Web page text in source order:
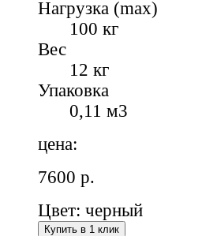
Нагрузка (max)
100 кг
Вес
12 кг
Упаковка
0,11 м3
цена:
7600 р.
Цвет: черный
Купить в 1 клик